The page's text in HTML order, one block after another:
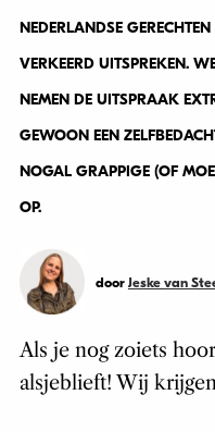
NEDERLANDSE
VERKEERD UITSPREKEN.
NEMEN DE UITSPRAAK
GEWOON EEN
NOGAL GRAPPIGE (OF
OP.
door Jeske van
Als je nog zoiets
alsjeblieft! Wij